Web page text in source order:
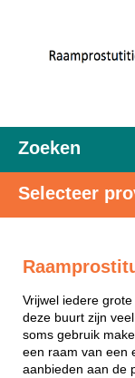
Zoeken
Selecteer
Vrijwel iedere
deze buurt zijn
soms gebruik
een raam van een
aanbieden aan de